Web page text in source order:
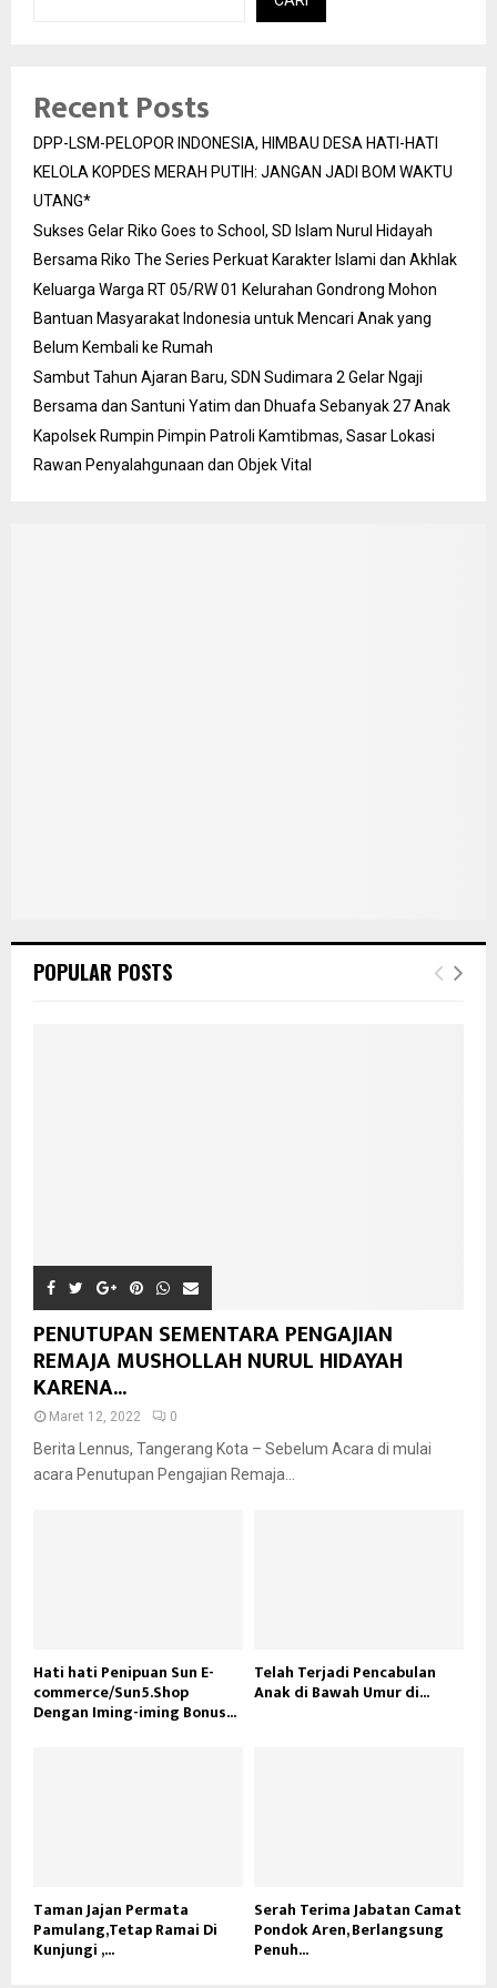
Recent Posts
DPP-LSM-PELOPOR INDONESIA, HIMBAU DESA HATI-HATI
KELOLA KOPDES MERAH PUTIH: JANGAN JADI BOM WAKTU
UTANG*
Sukses Gelar Riko Goes to School, SD Islam Nurul Hidayah
Bersama Riko The Series Perkuat Karakter Islami dan Akhlak
Keluarga Warga RT 05/RW 01 Kelurahan Gondrong Mohon
Bantuan Masyarakat Indonesia untuk Mencari Anak yang
Belum Kembali ke Rumah
Sambut Tahun Ajaran Baru, SDN Sudimara 2 Gelar Ngaji
Bersama dan Santuni Yatim dan Dhuafa Sebanyak 27 Anak
Kapolsek Rumpin Pimpin Patroli Kamtibmas, Sasar Lokasi
Rawan Penyalahgunaan dan Objek Vital
POPULAR POSTS
PENUTUPAN SEMENTARA PENGAJIAN
REMAJA MUSHOLLAH NURUL HIDAYAH
KARENA...
Maret 12, 2022 0
Berita Lennus, Tangerang Kota – Sebelum Acara di mulai
acara Penutupan Pengajian Remaja...
Hati hati Penipuan Sun E-
commerce/Sun5.Shop
Dengan Iming-iming Bonus...
Telah Terjadi Pencabulan
Anak di Bawah Umur di...
Taman Jajan Permata
Pamulang,Tetap Ramai Di
Kunjungi ,...
Serah Terima Jabatan Camat
Pondok Aren, Berlangsung
Penuh...